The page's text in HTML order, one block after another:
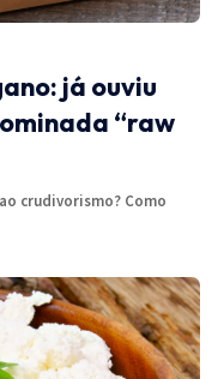
já ouviu
“raw
crudivorismo? Como